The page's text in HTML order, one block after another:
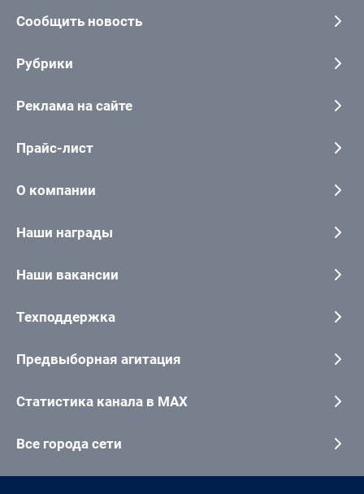
Сообщить новость
Рубрики
Реклама на сайте
Прайс-лист
О компании
Наши награды
Наши вакансии
Техподдержка
Предвыборная агитация
Статистика канала в MAX
Все города сети